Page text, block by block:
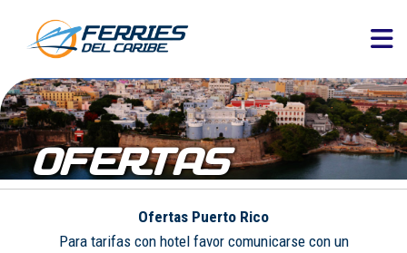
OFERTAS
Ofertas Puerto Rico
Para tarifas con hotel favor comunicarse con un